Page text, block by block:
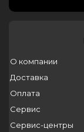
О компании
Доставка
Оплата
Сервис
Сервис-центры